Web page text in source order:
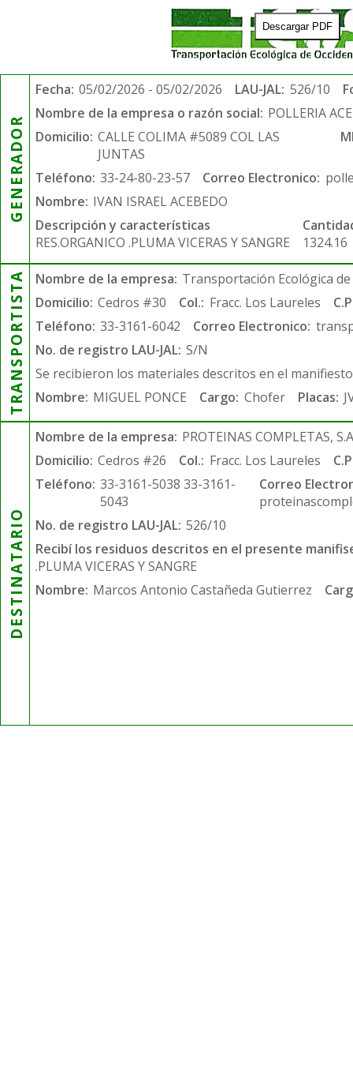
Descargar PDF
GENERADOR
Fecha: 05/02/2026 - 05/02/2026 LAU-JAL: 526/10
Nombre de la empresa o razón social: POLLERIA
Domicilio: CALLE COLIMA #5089 COL LAS
JUNTAS
Teléfono: 33-24-80-23-57 Correo Electronico:
Nombre: IVAN ISRAEL ACEBEDO
Descripción y características
RES.ORGANICO .PLUMA VICERAS Y SANGRE
1324.16
TRANSPORTISTA Nombre de la empresa: Transportación Ecológica de
Domicilio: Cedros #30 Col.: Fracc. Los Laureles
Teléfono: 33-3161-6042 Correo Electronico:
No. de registro LAU-JAL: S/N
Se recibieron los materiales descritos en el
Nombre: MIGUEL PONCE Cargo: Chofer Placas:
DESTINATARIO
Nombre de la empresa: PROTEINAS COMPLETAS,
Domicilio: Cedros #26 Col.: Fracc. Los Laureles
Teléfono: 33-3161-5038 33-3161-
5043
Correo
No. de registro LAU-JAL: 526/10
Recibí los residuos descritos en el presente
.PLUMA VICERAS Y SANGRE
Nombre: Marcos Antonio Castañeda Gutierrez